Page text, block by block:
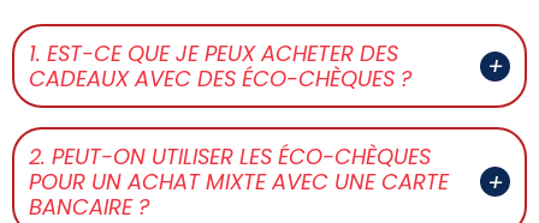
1. EST-CE QUE JE PEUX ACHETER DES
CADEAUX AVEC DES ÉCO-CHÈQUES ?
2. PEUT-ON UTILISER LES ÉCO-CHÈQUES
POUR UN ACHAT MIXTE AVEC UNE CARTE
BANCAIRE ?